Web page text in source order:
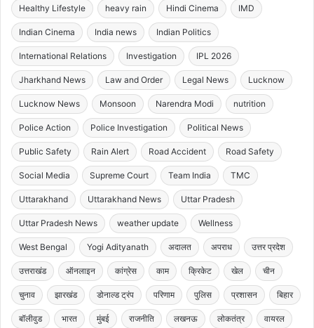
Healthy Lifestyle heavy rain Hindi Cinema IMD
Indian Cinema India news Indian Politics
International Relations Investigation IPL 2026
Jharkhand News Law and Order Legal News Lucknow
Lucknow News Monsoon Narendra Modi nutrition
Police Action Police Investigation Political News
Public Safety Rain Alert Road Accident Road Safety
Social Media Supreme Court Team India TMC
Uttarakhand Uttarakhand News Uttar Pradesh
Uttar Pradesh News weather update Wellness
West Bengal Yogi Adityanath अदालत अपराध उत्तर प्रदेश
उत्तराखंड ऑनलाइन कांग्रेस काम क्रिकेट खेल चीन
चुनाव झारखंड डोनाल्ड ट्रंप परिणाम पुलिस प्रशासन बिहार
बॉलीवुड भारत मुंबई राजनीति लखनऊ लोकतंत्र वायरल